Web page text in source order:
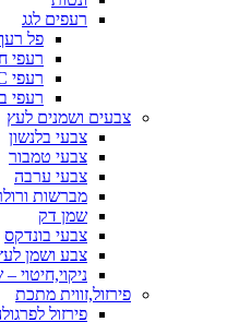
רעפים לגג
פל
רעפי
רעפי PVC – קל רעף
רעפי
צבעים ושמנים לעץ
צבעי בלנשון
צבעי טמבור
צבעי ערבה
מברשות
שמן דק
צבעי בונדקס
צבע ושמן
ניקוי,חיטוי –
פירזול,זווית מתכת
פירזול